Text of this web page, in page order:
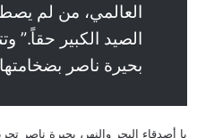
العالمي، من لم
الصيد الكبير حقاً.”
بحيرة ناصر
يا أصدقاء البحر والنهر، بحيرة ناصر